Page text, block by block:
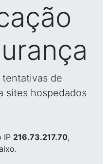
tentativas de
sites hospedados
IP 216.73.217.70,